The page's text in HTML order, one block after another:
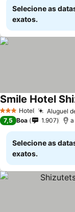
Selecione as
exatos.
3 EstrelasHotel Aluguel
Smile Hotel
7,5 Boa 1.907
Selecione as
exatos.